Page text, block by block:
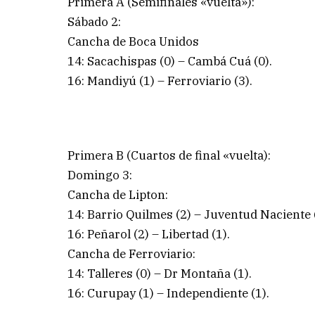
Sábado 2:
Cancha de Boca Unidos
14: Sacachispas (0) – Cambá Cuá (0).
16: Mandiyú (1) – Ferroviario (3).
Primera B (Cuartos de final «vuelta):
Domingo 3:
Cancha de Lipton:
14: Barrio Quilmes (2) – Juventud Naciente
16: Peñarol (2) – Libertad (1).
Cancha de Ferroviario:
14: Talleres (0) – Dr Montaña (1).
16: Curupay (1) – Independiente (1).